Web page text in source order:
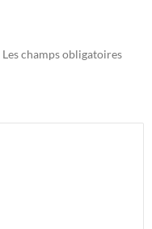
Les champs obligatoires